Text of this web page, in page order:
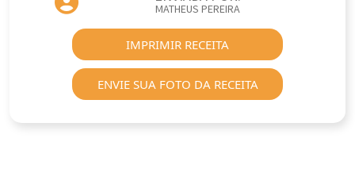
MATHEUS PEREIRA
IMPRIMIR RECEITA
ENVIE SUA FOTO DA RECEITA